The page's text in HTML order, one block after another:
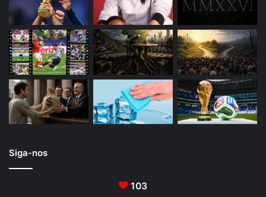
Siga-nos
103